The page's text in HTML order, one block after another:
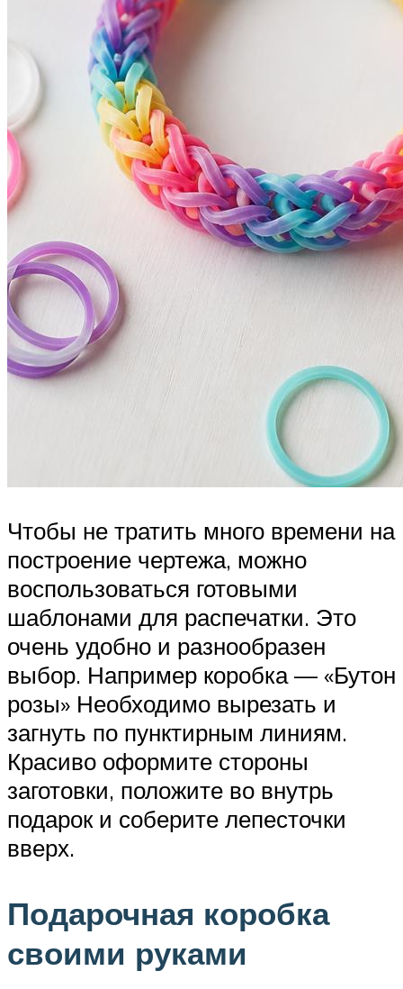
Чтобы не тратить много времени на
построение чертежа, можно
воспользоваться готовыми
шаблонами для распечатки. Это
очень удобно и разнообразен
выбор. Например коробка — «Бутон
розы» Необходимо вырезать и
загнуть по пунктирным линиям.
Красиво оформите стороны
заготовки, положите во внутрь
подарок и соберите лепесточки
вверх.
Подарочная коробка
своими руками